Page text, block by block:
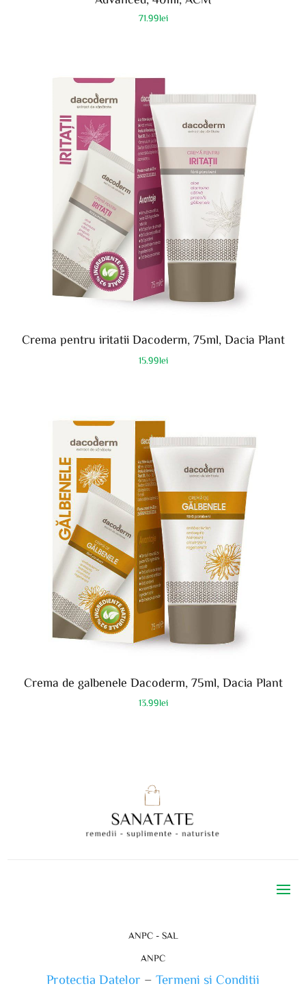
71.99lei
Crema pentru iritatii Dacoderm, 75ml, Dacia Plant
15.99lei
Crema de galbenele Dacoderm, 75ml, Dacia Plant
13.99lei
ANPC - SAL
ANPC
Protectia Datelor – Termeni si Conditii